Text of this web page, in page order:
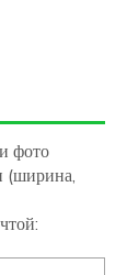
фото
(ширина,